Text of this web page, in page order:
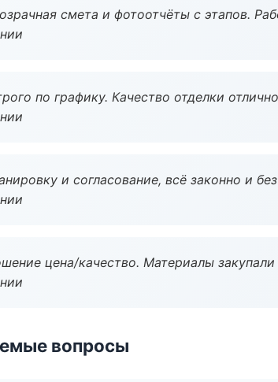
смета и фотоотчёты с этапов.
по графику. Качество отделки
и согласование, всё законно и
цена/качество. Материалы
вопросы